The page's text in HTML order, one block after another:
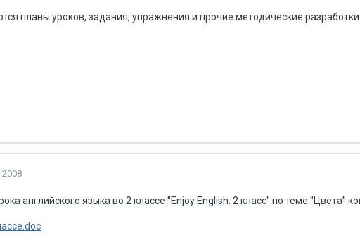
планы уроков, задания, упражнения и прочие методические
2008
английского языка во 2 классе "Enjoy English. 2 класс" по теме "Цвета"